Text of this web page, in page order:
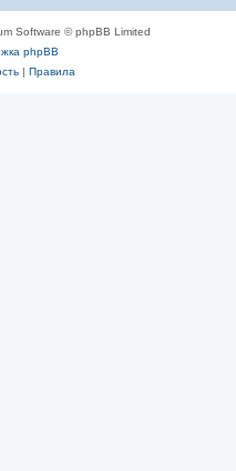
Software © phpBB Limited
phpBB
| Правила